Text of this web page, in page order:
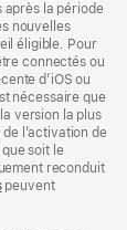
après la période
nouvelles
éligible. Pour
connectés ou
d’iOS ou
nécessaire que
version la plus
l’activation de
soit le
reconduit
peuvent